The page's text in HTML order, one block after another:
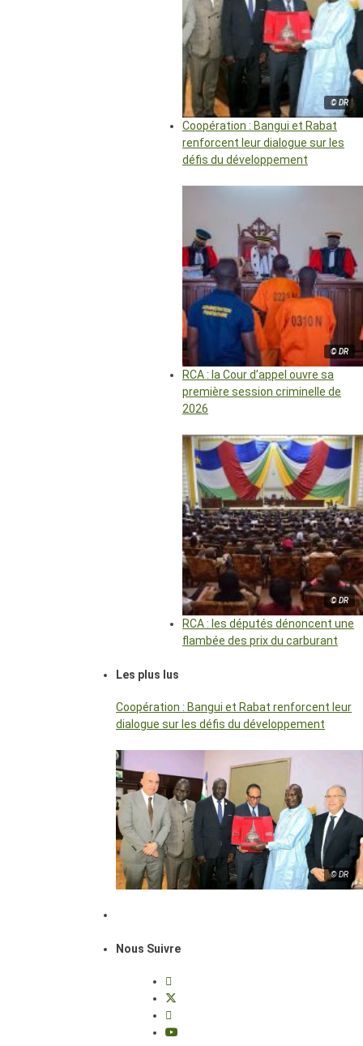
© DR
Coopération : Bangui et Rabat
renforcent leur dialogue sur les
défis du développement
© DR
RCA : la Cour d’appel ouvre sa
première session criminelle de
2026
© DR
RCA : les députés dénoncent une
flambée des prix du carburant
Les plus lus
Coopération : Bangui et Rabat renforcent leur
dialogue sur les défis du développement
© DR
Nous Suivre